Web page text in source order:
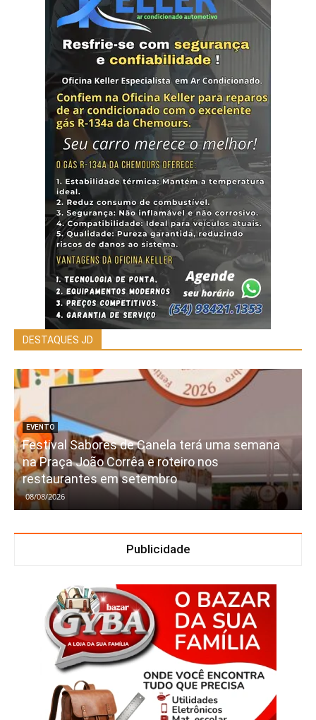
DESTAQUES JD
EVENTO
Festival Sabores de Canela terá uma semana
na Praça João Corrêa e roteiro nos
restaurantes em setembro
08/08/2026
Publicidade